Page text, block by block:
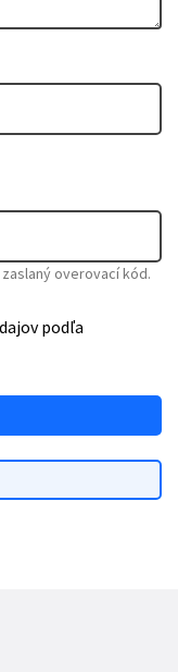
overovací kód.
podľa